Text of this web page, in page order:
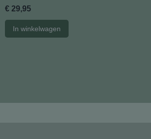
€ 29,95
In winkelwagen